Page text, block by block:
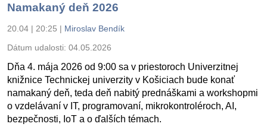
Namakaný deň 2026
20.04 | 20:25 | Miroslav Bendík
Dátum udalosti: 04.05.2026
Dňa 4. mája 2026 od 9:00 sa v priestoroch Univerzitnej
knižnice Technickej univerzity v Košiciach bude konať
namakaný deň, teda deň nabitý prednáškami a workshopmi
o vzdelávaní v IT, programovaní, mikrokontroléroch, AI,
bezpečnosti, IoT a o ďalších témach.